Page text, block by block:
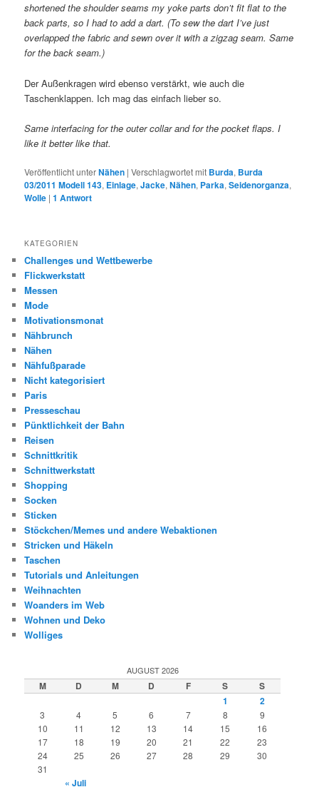
shortened the shoulder seams my yoke parts don’t fit flat to the
back parts, so I had to add a dart. (To sew the dart I’ve just
overlapped the fabric and sewn over it with a zigzag seam. Same
for the back seam.)
Der Außenkragen wird ebenso verstärkt, wie auch die
Taschenklappen. Ich mag das einfach lieber so.
Same interfacing for the outer collar and for the pocket flaps. I
like it better like that.
Veröffentlicht unterNähen |Verschlagwortet mit Burda, Burda
03/2011 Modell 143, Einlage,Jacke,Nähen, Parka,Seidenorganza,
Wolle |1 Antwort
KATEGORIEN
Challenges und Wettbewerbe
Flickwerkstatt
Messen
Mode
Motivationsmonat
Nähbrunch
Nähen
Nähfußparade
Nicht kategorisiert
Paris
Presseschau
Pünktlichkeit der Bahn
Reisen
Schnittkritik
Schnittwerkstatt
Shopping
Socken
Sticken
Stöckchen/Memes und andere Webaktionen
Stricken und Häkeln
Taschen
Tutorials und Anleitungen
Weihnachten
Woanders im Web
Wohnen und Deko
Wolliges
AUGUST 2026
M D M D F S
S
1
2
3 4 5 6 7 8
9
10
11 12 13 14 15
16
17
18 19 20 21 22
23
24
25 26 27 28 29
30
31
« Juli